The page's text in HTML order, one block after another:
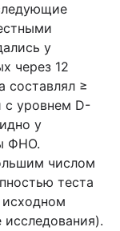
у
через 12
составлял ≥
с уровнем D-
у
ФНО.
числом
теста